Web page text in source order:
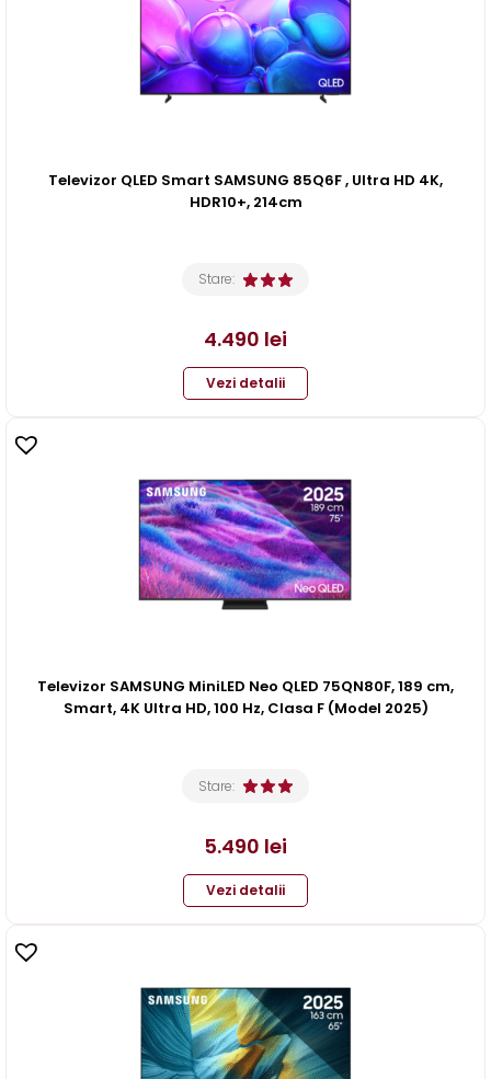
Televizor QLED Smart SAMSUNG 85Q6F , Ultra HD 4K,
HDR10+, 214cm
Stare:
4.490 lei
Vezi detalii
Televizor SAMSUNG MiniLED Neo QLED 75QN80F, 189 cm,
Smart, 4K Ultra HD, 100 Hz, Clasa F (Model 2025)
Stare:
5.490 lei
Vezi detalii